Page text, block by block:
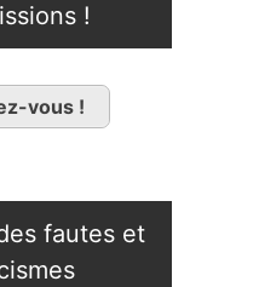
!
vous !
fautes et